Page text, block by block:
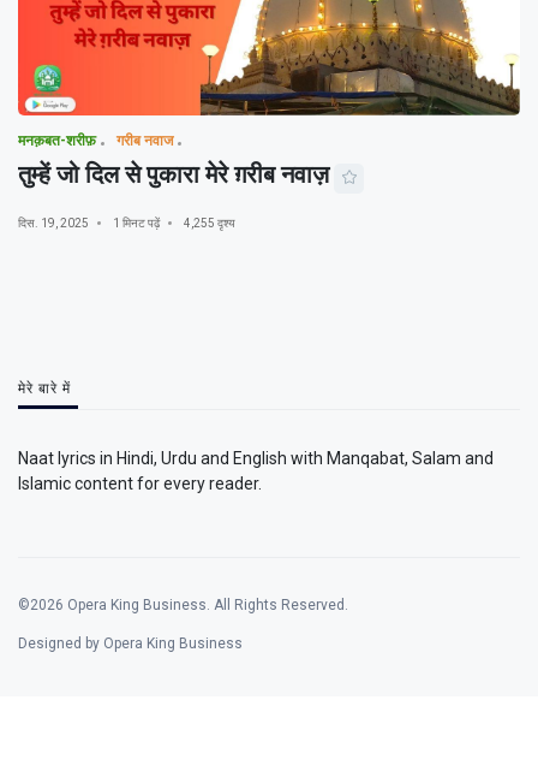
मनक़बत-शरीफ़ गरीब नवाज
तुम्हें जो दिल से पुकारा मेरे ग़रीब नवाज़
दिस. 19, 2025 1 मिनट पढ़ें 4,255 दृश्य
मेरे बारे में
Naat lyrics in Hindi, Urdu and English with Manqabat, Salam and
Islamic content for every reader.
©2026 Opera King Business. All Rights Reserved.
Designed by Opera King Business